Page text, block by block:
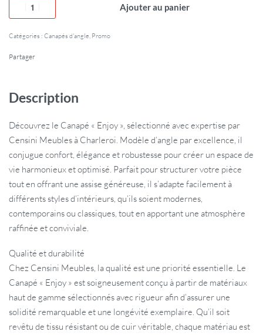
Ajouter au panier
Catégories : Canapés d'angle, Promo
Partager
Description
Découvrez le Canapé « Enjoy », sélectionné avec expertise par
Censini Meubles à Charleroi. Modèle d’angle par excellence, il
conjugue confort, élégance et robustesse pour créer un espace de
vie harmonieux et optimisé. Parfait pour structurer votre pièce
tout en offrant une assise généreuse, il s’adapte facilement à
différents styles d’intérieurs, qu’ils soient modernes,
contemporains ou classiques, tout en apportant une atmosphère
raffinée et conviviale.
Qualité et durabilité
Chez Censini Meubles, la qualité est une priorité essentielle. Le
Canapé « Enjoy » est soigneusement conçu à partir de matériaux
haut de gamme sélectionnés avec rigueur afin d’assurer une
solidité remarquable et une longévité exemplaire. Qu’il soit
revêtu de tissu résistant ou de cuir véritable, chaque matériau est